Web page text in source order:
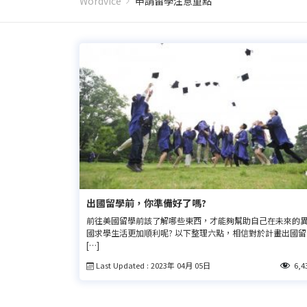
出國留學前，你準備好了嗎?
前往美國留學前該了解哪些東西，才能夠幫助自己在未來的
國求學生活更加順利呢? 以下整理六點，相信對於計畫出國留
[…]
Last Updated : 2023年 04月 05日